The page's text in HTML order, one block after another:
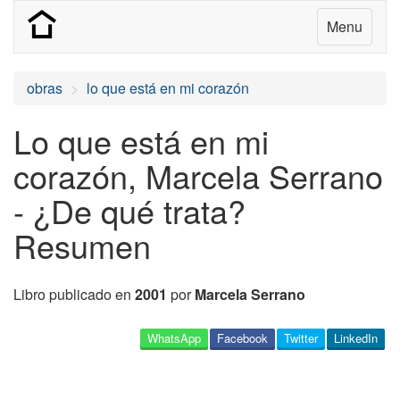
Menu
obras lo que está en mi corazón
Lo que está en mi
corazón, Marcela Serrano
- ¿De qué trata?
Resumen
Libro publicado en 2001 porMarcela Serrano
LinkedIn
Twitter
Facebook
WhatsApp